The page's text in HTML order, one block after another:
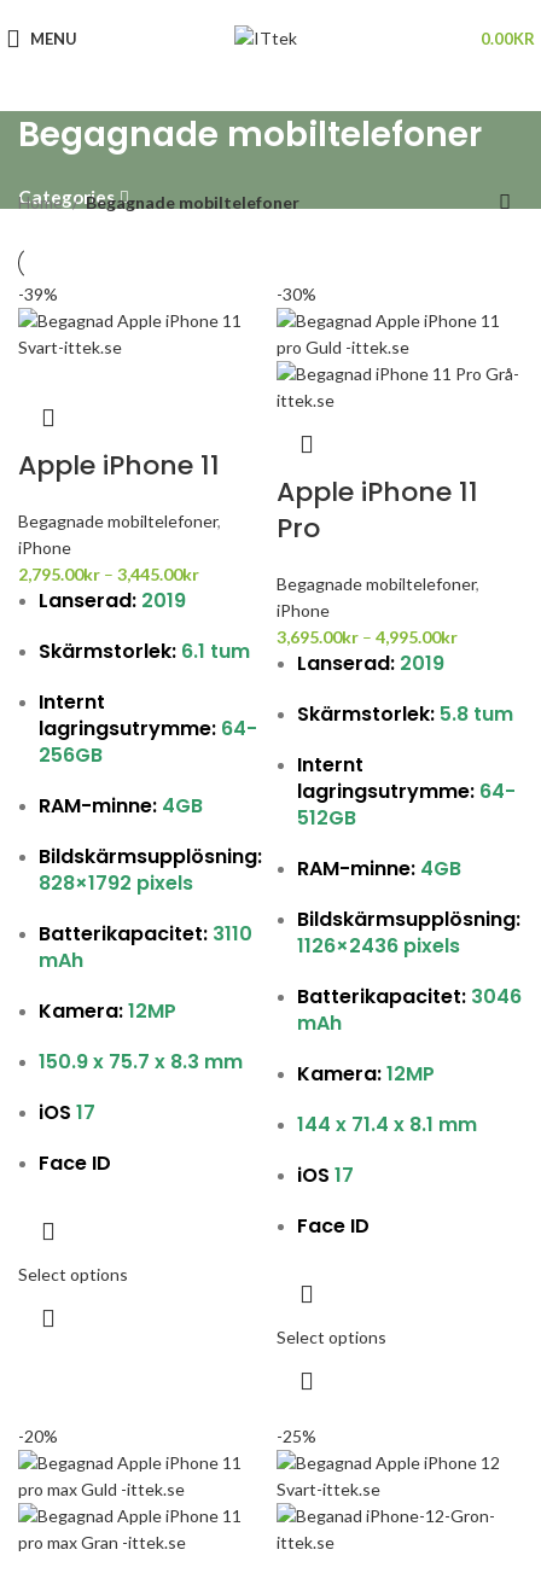
MENU 0.00KR
Begagnade mobiltelefoner
Categories
Home Begagnade mobiltelefoner
-39%
Apple iPhone 11
Begagnade mobiltelefoner,
iPhone
2,795.00kr – 3,445.00kr
Lanserad: 2019
Skärmstorlek: 6.1 tum
Internt
lagringsutrymme: 64-
256GB
RAM-minne: 4GB
Bildskärmsupplösning:
828×1792 pixels
Batterikapacitet: 3110
mAh
Kamera:12MP
150.9 x 75.7 x 8.3 mm
iOS 17
Face ID
Select options
-30%
Apple iPhone 11
Pro
Begagnade mobiltelefoner,
iPhone
3,695.00kr – 4,995.00kr
Lanserad: 2019
Skärmstorlek: 5.8 tum
Internt
lagringsutrymme: 64-
512GB
RAM-minne: 4GB
Bildskärmsupplösning:
1126×2436 pixels
Batterikapacitet: 3046
mAh
Kamera:12MP
144 x 71.4 x 8.1 mm
iOS 17
Face ID
Select options
-20% -25%